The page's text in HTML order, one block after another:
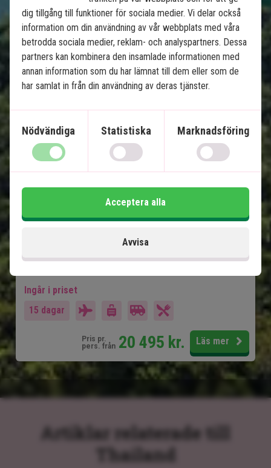
Thailand
Se karta
Khao Sok och Koh Yao
2 nätter i Khao Sok Nationalpark
5 nätter på Koh Yao Noi
Härliga stränder och fantastisk snorkling
Övernattning i flytande bungalow i djungeln
Ingår i priset
15 dagar
Pris pr.
pers. från 20 495 kr. Läs mer
Artiklar relaterade till
Thailand
dig tillgång till funktioner för sociala medier. Vi delar också
information om din användning av vår webbplats med våra
betrodda sociala medier, reklam- och analyspartners. Dessa
partners kan kombinera den insamlade informationen med
annan information som du har lämnat till dem eller som de
har samlat in från din användning av deras tjänster.
Nödvändiga Statistiska Marknadsföring
Avvisa
Acceptera alla